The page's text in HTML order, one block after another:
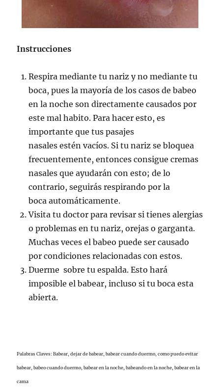
Instrucciones
Respira mediante tu nariz y no mediante tu
boca, pues la mayoría de los casos de babeo
en la noche son directamente causados por
este mal habito. Para hacer esto, es
importante que tus pasajes
nasales estén vacíos. Si tu nariz se bloquea
frecuentemente, entonces consigue cremas
nasales que ayudarán con esto; de lo
contrario, seguirás respirando por la
boca automáticamente.
Visita tu doctor para revisar si tienes alergias
o problemas en tu nariz, orejas o garganta.
Muchas veces el babeo puede ser causado
por condiciones relacionadas con estos.
Duerme sobre tu espalda. Esto hará
imposible el babear, incluso si tu boca esta
abierta.
Palabras Claves:Babear,dejar de babear,babear cuando duermo,como puedo evitar
babear,babeo cuando duermo,babear en la noche,babeando en la noche,babear en la
cama